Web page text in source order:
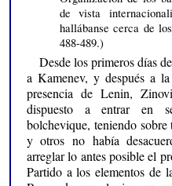
de vista
hallábanse cerca de
488-489.)
Desde los primeros días
a Kamenev, y después a
presencia de Lenin,
dispuesto a entrar en
bolchevique, teniendo
y otros no había
arreglar lo antes posible el
Partido a los elementos de